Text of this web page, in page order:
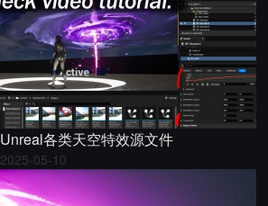
Unreal各类天空特效源文件
2025-05-10